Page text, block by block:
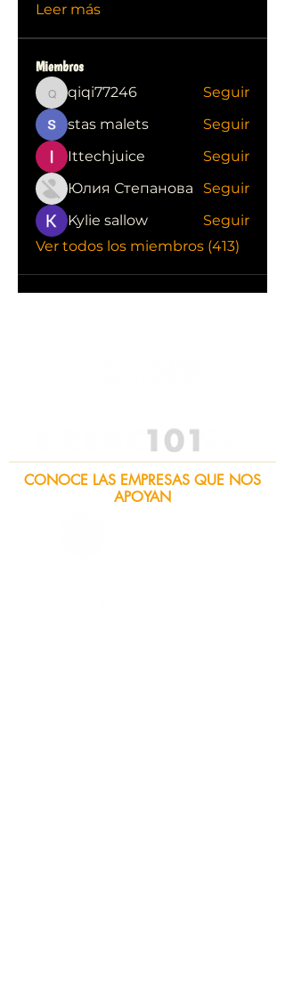
Leer más
Miembros
qiqi77246
qiqi77246
Seguir
stas malets
Seguir
Ittechjuice
Seguir
Юлия Степанова
Seguir
Kylie sallow
Seguir
Ver todos los miembros (413)
CONOCE LAS EMPRESAS QUE NOS
APOYAN